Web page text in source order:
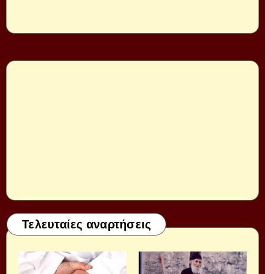
Τελευταίες αναρτήσεις